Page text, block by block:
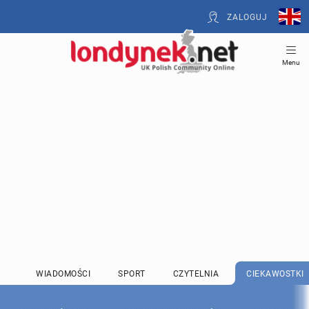
ZALOGUJ
Menu
WIADOMOŚCI SPORT CZYTELNIA CIEKAWOSTKI